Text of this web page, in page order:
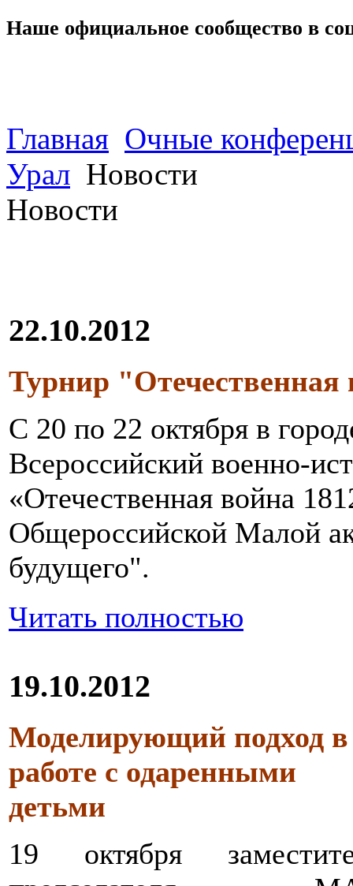
Наше официальное сообщество в
Главная Очные
Урал Новости
Новости
22.10.2012
Турнир "Отечественная
С 20 по 22 октября в
Всероссийский военно-
«Отечественная война
Общероссийской Малой
будущего".
Читать полностью
19.10.2012
Моделирующий подход в
работе с одаренными
детьми
19 октября